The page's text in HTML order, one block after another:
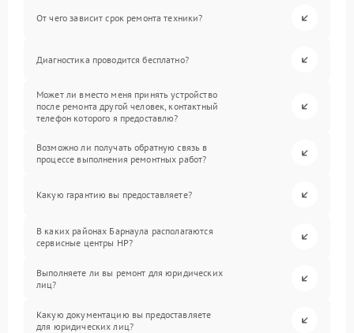
От чего зависит срок ремонта техники?
Диагностика проводится бесплатно?
Может ли вместо меня принять устройство
после ремонта другой человек, контактный
телефон которого я предоставлю?
Возможно ли получать обратную связь в
процессе выполнения ремонтных работ?
Какую гарантию вы предоставляете?
В каких районах Барнаула располагаются
сервисные центры HP?
Выполняете ли вы ремонт для юридических
лиц?
Какую документацию вы предоставляете
для юридических лиц?